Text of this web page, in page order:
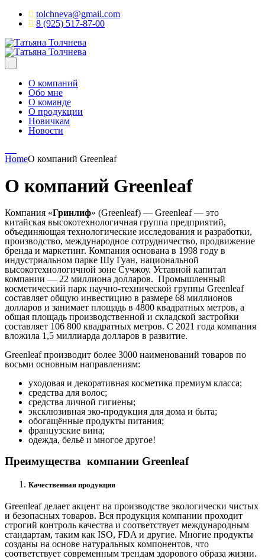
tolchneva@gmail.com
8 (925) 517-87-00
О компаний
Обо мне
О команде
О продукции
Новичкам
Новости
HomeО компаний Greenleaf
О компаний Greenleaf
Компания «Гринлиф» (Greenleaf) — Greenleaf — это
китайская высокотехнологичная группа предприятий,
объединяющая технологические исследования и разработки,
производство, международное сотрудничество, продвижение
бренда и маркетинг. Компания основана в 1998 году в
индустриальном парке Шу Гуан, национальной
высокотехнологичной зоне Сучжоу. Уставной капитал
компании — 22 миллиона долларов. Промышленный
косметический парк научно-технической группы Greenleaf
составляет общую инвестицию в размере 68 миллионов
долларов и занимает площадь в 4800 квадратных метров, а
общая площадь производственной и складской застройки
составляет 106 800 квадратных метров. С 2021 года компания
вложила 1,5 миллиарда долларов в развитие.
Greenleaf производит более 3000 наименований товаров по
восьми основным направлениям:
уходовая и декоративная косметика премиум класса;
средства для волос;
средства личной гигиены;
эксклюзивная эко-продукция для дома и быта;
обогащённые продукты питания;
французские вина;
одежда, бельё и многое другое!
Преимущества компании Greenleaf
Качественная продукция
Greenleaf делает акцент на производстве экологически чистых
и безопасных товаров. Вся продукция компании проходит
строгий контроль качества и соответствует международным
стандартам, таким как ISO, FDA и другие. Многие продукты
созданы на основе натуральных компонентов, что
соответствует современным трендам здорового образа жизни.